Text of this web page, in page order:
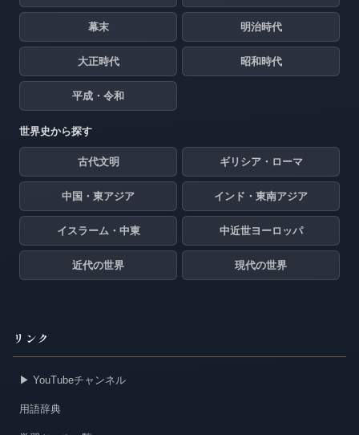
幕末 明治時代
大正時代 昭和時代
平成・令和
世界史から探す
古代文明 ギリシア・ローマ
中国・東アジア インド・東南アジア
イスラーム・中東 中近世ヨーロッパ
近代の世界 現代の世界
リンク
▶ YouTubeチャンネル
用語辞典